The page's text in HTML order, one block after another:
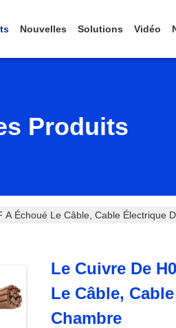
Nouvelles Solutions Vidéo
Produits
A Échoué Le Câble, Cable Électrique
Le Cuivre De
Le Câble,
Chambre